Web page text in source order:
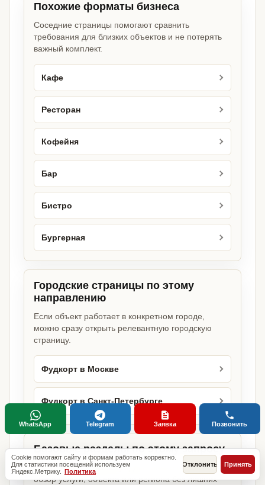
Похожие форматы бизнеса
Соседние страницы помогают сравнить
требования для близких объектов и не потерять
важный комплект.
Кафе
Ресторан
Кофейня
Бар
Бистро
Бургерная
Городские страницы по этому
направлению
Если объект работает в конкретном городе,
можно сразу открыть релевантную городскую
страницу.
Фудкорт в Москве
Фудкорт в Санкт-Петербурге
Базовые разделы по этому запросу
Родительские страницы дают более широкий
обзор услуги, объекта или региона без лишних
Cookie помогают сайту и формам работать корректно.
Для статистики посещений используем
Яндекс.Метрику. Политика
Отклонить Принять
WhatsApp Telegram Заявка Позвонить